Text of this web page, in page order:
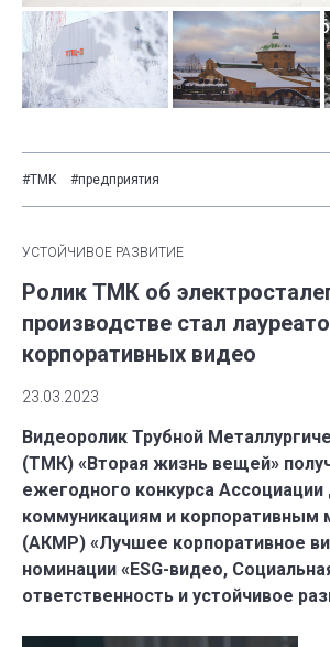
#ТМК #предприятия
УСТОЙЧИВОЕ РАЗВИТИЕ
Ролик ТМК об
производстве стал
корпоративных видео
23.03.2023
Видеоролик Трубной
(ТМК) «Вторая жизнь вещей»
ежегодного конкурса Ассоциации
коммуникациям и корпоративным
(АКМР) «Лучшее корпоративное
номинации «ESG-видео,
ответственность и устойчивое